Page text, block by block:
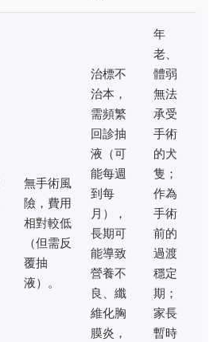
無手術風
險，費用
相對較低
（但需反
覆抽
液）。
治標不
治本，
需頻繁
回診抽
液（可
能每週
到每
月），
長期可
能導致
營養不
良、纖
維化胸
膜炎，
年
老、
體弱
無法
承受
手術
的犬
隻；
作為
手術
前的
過渡
穩定
期；
家長
暫時